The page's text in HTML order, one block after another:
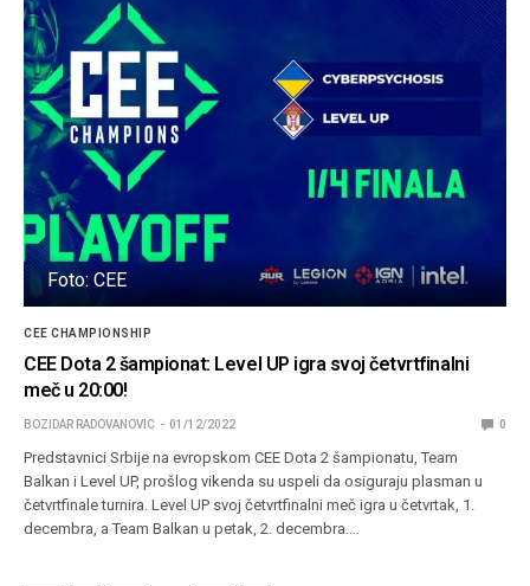
Foto: CEE
CEE CHAMPIONSHIP
CEE Dota 2 šampionat: Level UP igra svoj četvrtfinalni
meč u 20:00!
BOZIDAR RADOVANOVIC 01/12/2022 0
Predstavnici Srbije na evropskom CEE Dota 2 šampionatu, Team
Balkan i Level UP, prošlog vikenda su uspeli da osiguraju plasman u
četvrtfinale turnira. Level UP svoj četvrtfinalni meč igra u četvrtak, 1.
decembra, a Team Balkan u petak, 2. decembra.…